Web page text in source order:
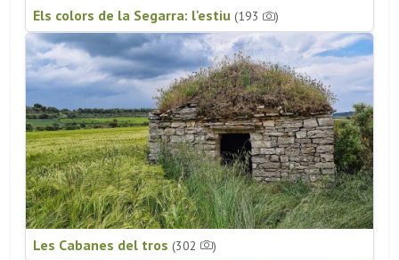
Els colors de la Segarra: l'estiu (193 )
Les Cabanes del tros (302 )